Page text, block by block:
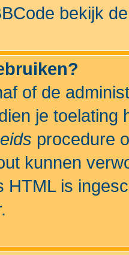
bekijk
of de
je
procedure
kunnen
HTML is